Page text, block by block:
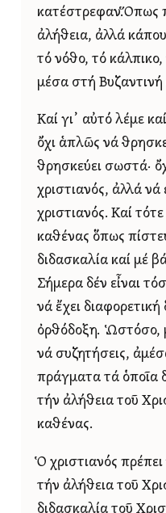
κατέστρεφαν.Ὅπως
ἀλήθεια, ἀλλά
τό νόθο, τό
μέσα στή Βυζαντινή
Καί γι᾿ αὐτό λέμε
ὄχι ἁπλῶς νά
θρησκεύει σωστά·
χριστιανός, ἀλλά νά
χριστιανός. Καί
καθένας ὅπως
διδασκαλία καί μέ
Σήμερα δέν εἶναι
νά ἔχει
ὀρθόδοξη. Ὡστόσο,
νά συζητήσεις,
πράγματα τά ὁποῖα
τήν ἀλήθεια τοῦ
καθένας.
Ὁ χριστιανός
τήν ἀλήθεια τοῦ
διδασκαλία τοῦ